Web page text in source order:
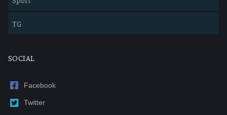
TG
SOCIAL
Facebook
Twitter